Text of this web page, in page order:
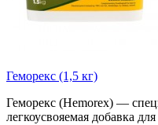
Геморекс (1,5 кг)
Геморекс (Hemorex) —
легкоусвояемая добавка